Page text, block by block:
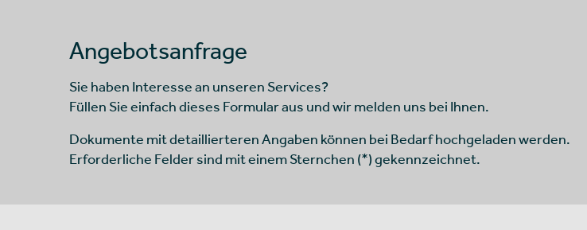
Angebotsanfrage
Sie haben Interesse an unseren Services?
Füllen Sie einfach dieses Formular aus und wir melden uns bei Ihnen.
Dokumente mit detaillierteren Angaben können bei Bedarf hochgeladen werden.
Erforderliche Felder sind mit einem Sternchen (*) gekennzeichnet.